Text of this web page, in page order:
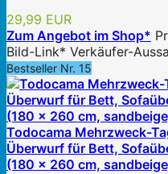
29,99 EUR
Zum Angebot im Shop*
Bild-Link* Verkäufer-
Bestseller Nr. 15
Todocama Mehrzweck-
Überwurf für Bett,
(180 x 260 cm,